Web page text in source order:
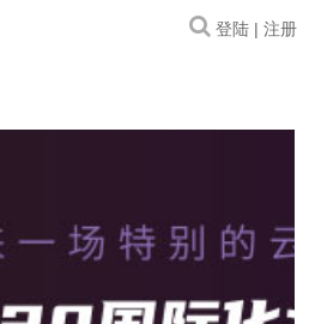
登陆 | 注册